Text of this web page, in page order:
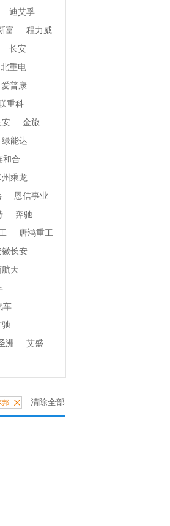
迪艾孚
富
程力威
长安
北重电
爱普康
重科
安
金旅
绿能达
和合
州乘龙
恩信事业
奔驰
唐鸿重工
徽长安
天
车
驰
洲
艾盛
邦 清除全部